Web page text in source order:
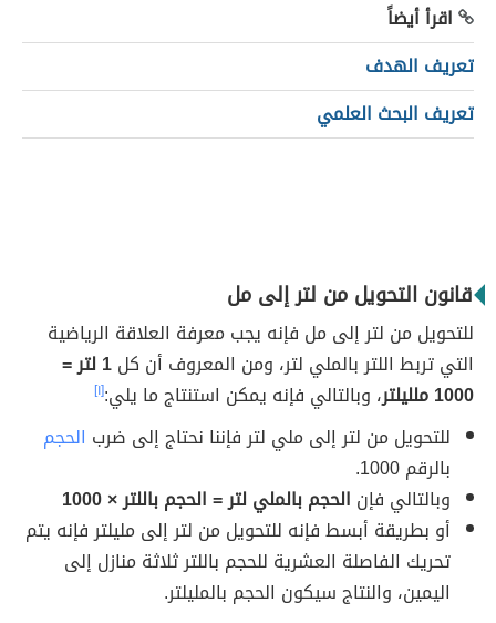
اقرأ أيضاً
تعريف الهدف
تعريف البحث العلمي
قانون التحويل من لتر إلى مل
للتحويل من لتر إلى مل فإنه يجب معرفة العلاقة الرياضية
التي تربط اللتر بالملي لتر، ومن المعروف أن كل
1 لتر =
1000 ملليلتر
، وبالتالي فإنه يمكن استنتاج ما يلي:[١]
للتحويل من لتر إلى ملي لتر فإننا نحتاج إلى ضرب الحجم
بالرقم 1000.
وبالتالي فإن الحجم بالملي لتر = الحجم باللتر × 1000
أو بطريقة أبسط فإنه للتحويل من لتر إلى مليلتر فإنه يتم
تحريك الفاصلة العشرية للحجم باللتر ثلاثة منازل إلى
اليمين، والنتاج سيكون الحجم بالمليلتر.